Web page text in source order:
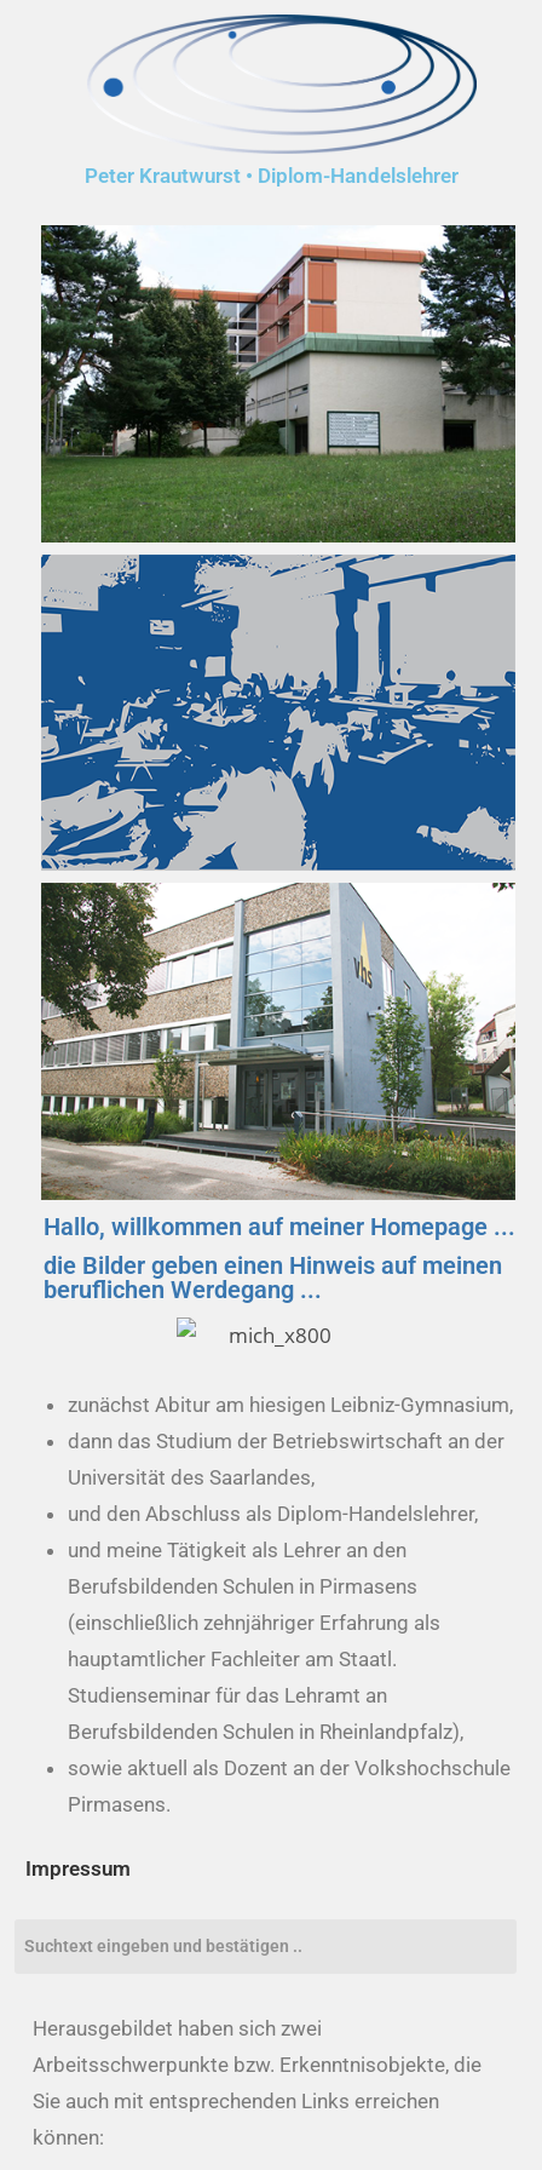
Peter Krautwurst • Diplom-Handelslehrer
Hallo, willkommen auf meiner Homepage ...
die Bilder geben einen Hinweis auf meinen
beruflichen Werdegang ...
zunächst Abitur am hiesigen Leibniz-Gymnasium,
dann das Studium der Betriebswirtschaft an der
Universität des Saarlandes,
und den Abschluss als Diplom-Handelslehrer,
und meine Tätigkeit als Lehrer an den
Berufsbildenden Schulen in Pirmasens
(einschließlich zehnjähriger Erfahrung als
hauptamtlicher Fachleiter am Staatl.
Studienseminar für das Lehramt an
Berufsbildenden Schulen in Rheinlandpfalz),
sowie aktuell als Dozent an der Volkshochschule
Pirmasens.
Impressum
Herausgebildet haben sich zwei
Arbeitsschwerpunkte bzw. Erkenntnisobjekte, die
Sie auch mit entsprechenden Links erreichen
können: